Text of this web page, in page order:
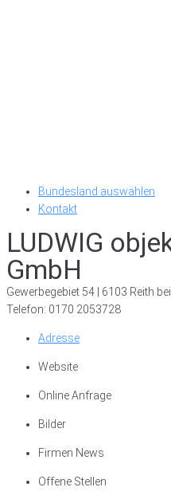
Bundesland auswählen
Kontakt
LUDWIG
GmbH
Gewerbegebiet 54 | 6103 Reith
Telefon: 0170 2053728
Adresse
Website
Online Anfrage
Bilder
Firmen News
Offene Stellen